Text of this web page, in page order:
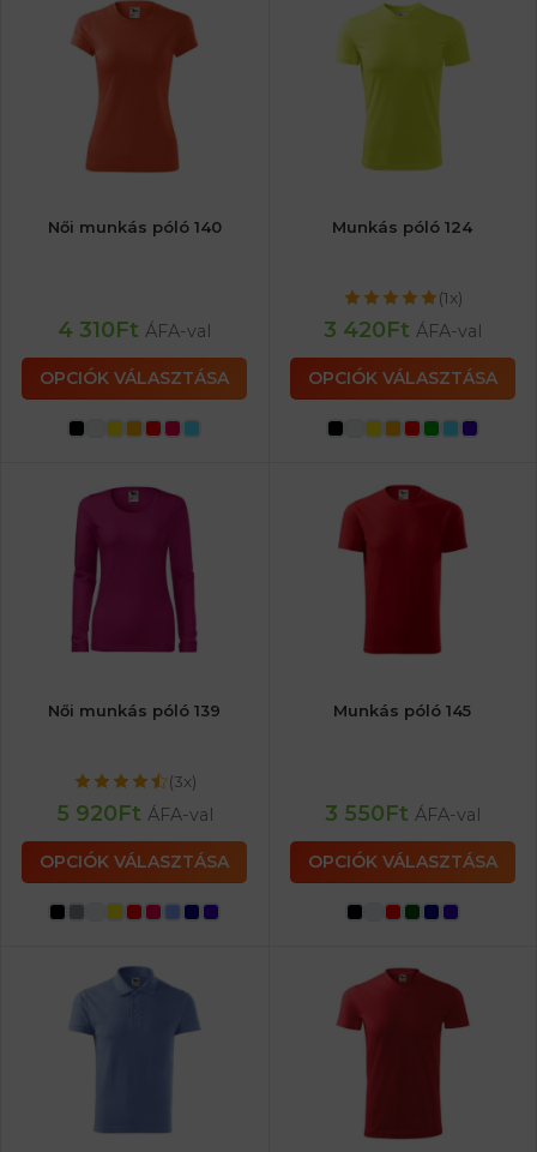
Női munkás póló 140
4 310Ft ÁFA-val
OPCIÓK VÁLASZTÁSA
Munkás póló 124
(1x)
3 420Ft ÁFA-val
OPCIÓK VÁLASZTÁSA
Női munkás póló 139
(3x)
5 920Ft ÁFA-val
OPCIÓK VÁLASZTÁSA
Munkás póló 145
3 550Ft ÁFA-val
OPCIÓK VÁLASZTÁSA